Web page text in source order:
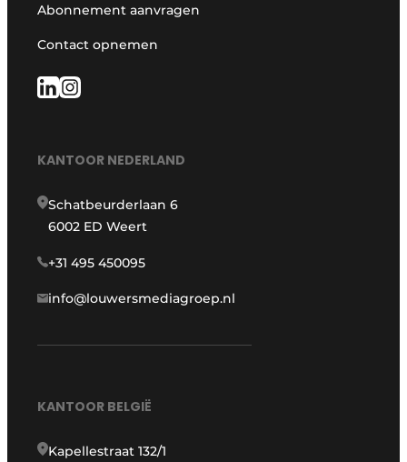
Abonnement aanvragen
Contact opnemen
KANTOOR NEDERLAND
Schatbeurderlaan 6
6002 ED Weert
+31 495 450095
info@louwersmediagroep.nl
KANTOOR BELGIË
Kapellestraat 132/1